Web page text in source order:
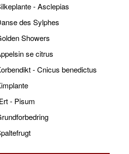
- Asclepias
des Sylphes
Showers
se citrus
- Cnicus benedictus
- Pisum